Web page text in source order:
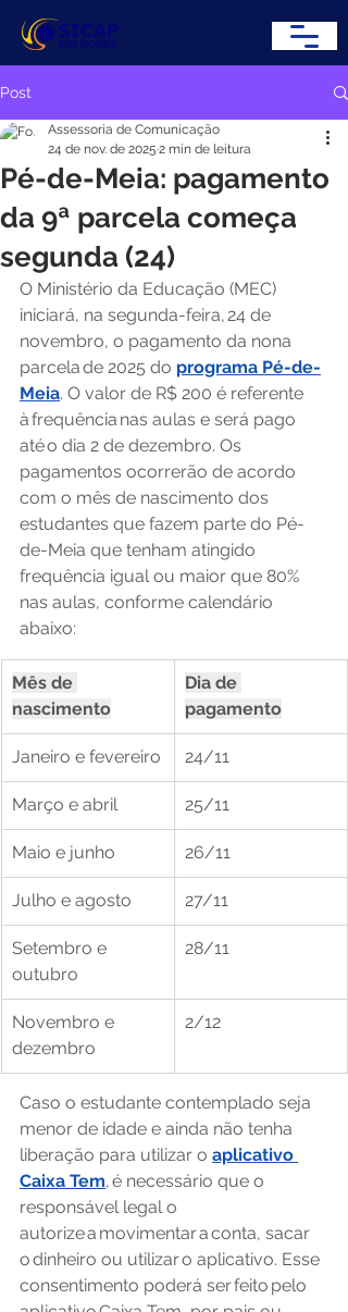
Post
Pé-de-Meia: pagamento
da 9ª parcela começa
segunda (24)
Assessoria de Comunicação
24 de nov. de 2025 2 min de leitura
O Ministério da Educação (MEC)
iniciará, na segunda-feira, 24 de
novembro, o pagamento da nona
parcela de 2025 do programa Pé-de-
Meia. O valor de R$ 200 é referente
à frequência nas aulas e será pago
até o dia 2 de dezembro. Os
pagamentos ocorrerão de acordo
com o mês de nascimento dos
estudantes que fazem parte do Pé-
de-Meia que tenham atingido
frequência igual ou maior que 80%
nas aulas, conforme calendário
abaixo:
Mês de
nascimento
Dia de
pagamento
Janeiro e fevereiro 24/11
Março e abril 25/11
Maio e junho 26/11
Julho e agosto 27/11
Setembro e
outubro
28/11
Novembro e
dezembro
2/12
Caso o estudante contemplado seja
menor de idade e ainda não tenha
liberação para utilizar o aplicativo
Caixa Tem, é necessário que o
responsável legal o
autorize a movimentar a conta, sacar
o dinheiro ou utilizar o aplicativo. Esse
consentimento poderá ser feito pelo